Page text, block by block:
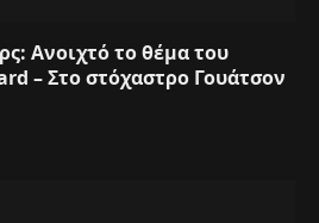
Ανοιχτό το θέμα του
– Στο στόχαστρο Γουάτσον